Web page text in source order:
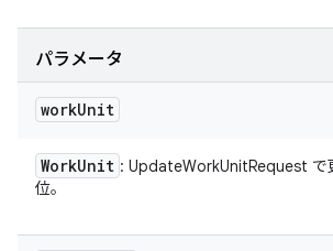
パラメータ
workUnit
WorkUnit : UpdateWorkUnitRequest で
位。